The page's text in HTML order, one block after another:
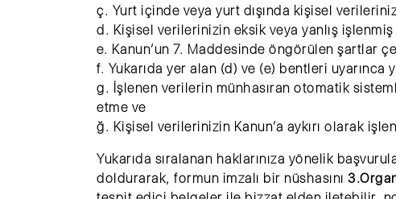
ç. Yurt içinde veya yurt dışında kişisel
d. Kişisel verilerinizin eksik veya yanlış
e. Kanun’un 7. Maddesinde öngörülen şartlar
f. Yukarıda yer alan (d) ve (e) bentleri
g. İşlenen verilerin münhasıran otomatik
etme ve
ğ. Kişisel verilerinizin Kanun’a aykırı olarak
Yukarıda sıralanan haklarınıza yönelik
doldurarak, formun imzalı bir nüshasını